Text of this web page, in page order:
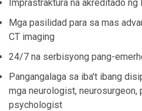
Imprastraktura na akreditado ng
Mga pasilidad para sa mas
CT imaging
24/7 na serbisyong pang-
Pangangalaga sa iba't ibang
mga neurologist, neurosurgeon,
psychologist